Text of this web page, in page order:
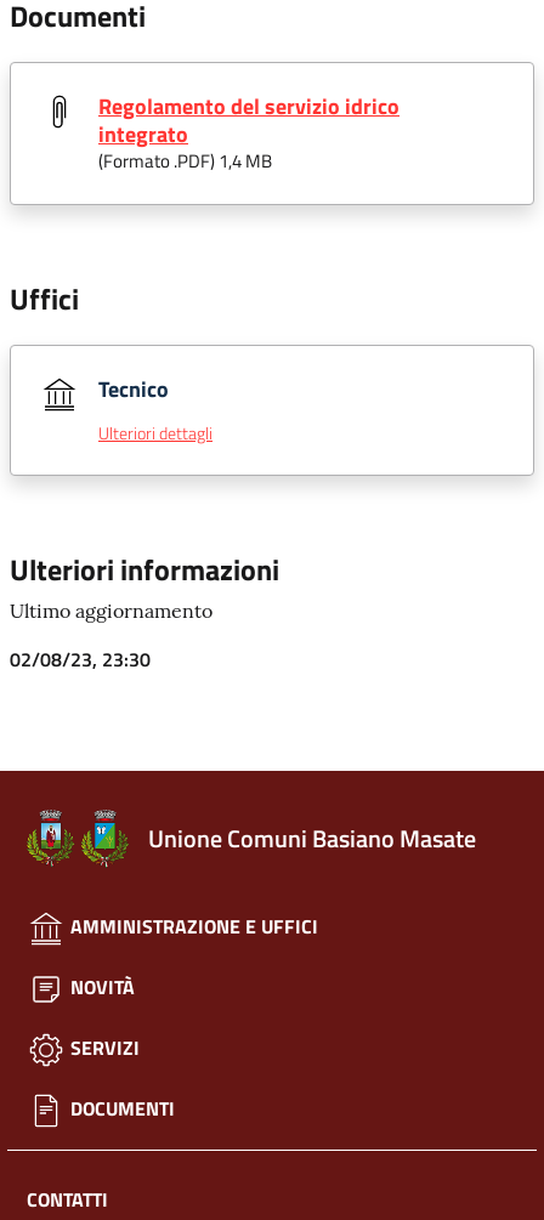
Documenti
Regolamento del servizio idrico
integrato
(Formato .PDF) 1,4 MB
Uffici
Tecnico
Ulteriori dettagli
Ulteriori informazioni
Ultimo aggiornamento
02/08/23, 23:30
Unione Comuni Basiano Masate
AMMINISTRAZIONE E UFFICI
NOVITÀ
SERVIZI
DOCUMENTI
CONTATTI